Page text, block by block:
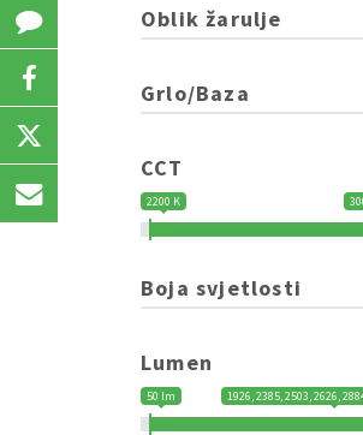
Oblik žarulje
Grlo/Baza
CCT
2200 K
Boja svjetlosti
Lumen
50 lm 1926, 2385, 2503, 2626,